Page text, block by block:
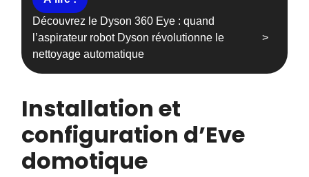
Découvrez le Dyson 360 Eye : quand
l’aspirateur robot Dyson révolutionne le
nettoyage automatique
Installation et
configuration d’Eve
domotique